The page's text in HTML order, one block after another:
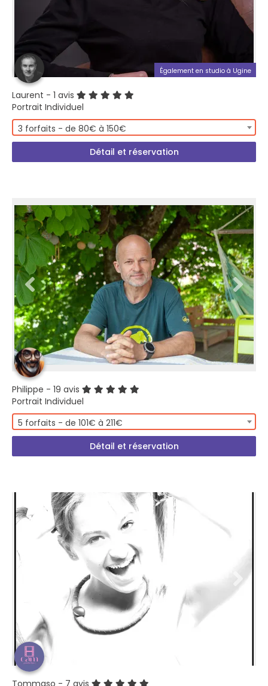
Également en studio à Ugine
Laurent - 1 avis
Portrait Individuel
3 forfaits - de 80€ à 150€
Détail et réservation
Philippe - 19 avis
Portrait Individuel
5 forfaits - de 101€ à 211€
Détail et réservation
Tommaso - 7 avis